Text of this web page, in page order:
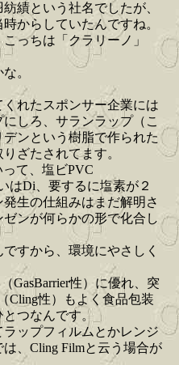
績という社名でしたが、
からしていたんですね。
っちは「クラリーノ」
。
れたスポンサー企業には
しろ、サランラップ（こ
ンという樹脂で作られた
ざたされてます。
って、塩ビPVC
はDi、要するに塩素が２
生の仕組みはまだ解明さ
ンが何らかの形で化合し
すから、環境にやさしく
GasBarrier性）に優れ、突
Cling性）もよく食品包装
つなんです。
ップフィルムとかレンジ
、Cling Filmと云う場合が